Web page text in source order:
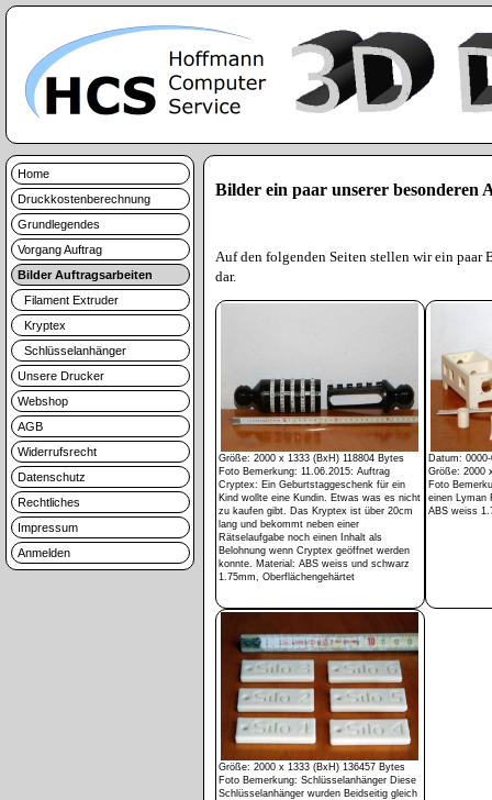
Home
Druckkostenberechnung
Grundlegendes
Vorgang Auftrag
Bilder Auftragsarbeiten
Filament Extruder
Kryptex
Schlüsselanhänger
Unsere Drucker
Webshop
AGB
Widerrufsrecht
Datenschutz
Rechtliches
Impressum
Anmelden
Bilder ein paar unserer besonderen
Auf den folgenden Seiten stellen wir ein paar
dar.
Größe: 2000 x 1333 (BxH) 118804 Bytes
Foto Bemerkung: 11.06.2015: Auftrag
Cryptex: Ein Geburtstaggeschenk für ein
Kind wollte eine Kundin. Etwas was es nicht
zu kaufen gibt. Das Kryptex ist über 20cm
lang und bekommt neben einer
Rätselaufgabe noch einen Inhalt als
Belohnung wenn Cryptex geöffnet werden
konnte. Material: ABS weiss und schwarz
1.75mm, Oberflächengehärtet
Datum:
Größe: 2000
Foto
einen Lyman
ABS weiss
Größe: 2000 x 1333 (BxH) 136457 Bytes
Foto Bemerkung: Schlüsselanhänger Diese
Schlüsselanhänger wurden Beidseitig gleich